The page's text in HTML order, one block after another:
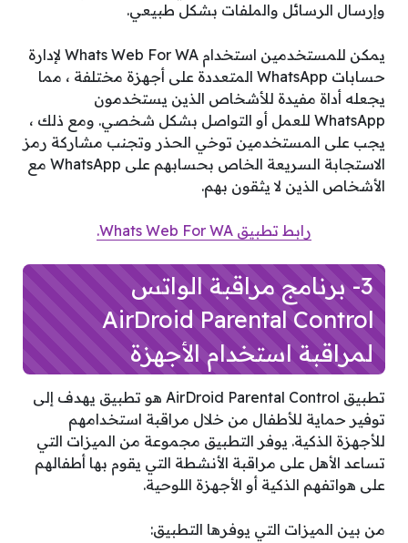
وإرسال الرسائل والملفات بشكل طبيعي.
يمكن للمستخدمين استخدام Whats Web For WA لإدارة
حسابات WhatsApp المتعددة على أجهزة مختلفة ، مما
يجعله أداة مفيدة للأشخاص الذين يستخدمون
WhatsApp للعمل أو التواصل بشكل شخصي. ومع ذلك ،
يجب على المستخدمين توخي الحذر وتجنب مشاركة رمز
الاستجابة السريعة الخاص بحسابهم على WhatsApp مع
الأشخاص الذين لا يثقون بهم.
رابط تطبيق Whats Web For WA.
3- برنامج مراقبة الواتس
AirDroid Parental Control
لمراقبة استخدام الأجهزة
تطبيق AirDroid Parental Control هو تطبيق يهدف إلى
توفير حماية للأطفال من خلال مراقبة استخدامهم
للأجهزة الذكية. يوفر التطبيق مجموعة من الميزات التي
تساعد الأهل على مراقبة الأنشطة التي يقوم بها أطفالهم
على هواتفهم الذكية أو الأجهزة اللوحية.
من بين الميزات التي يوفرها التطبيق: